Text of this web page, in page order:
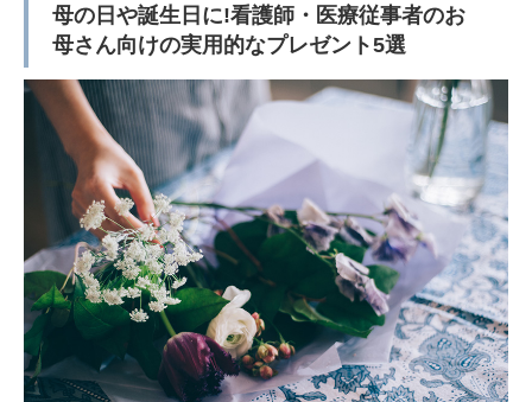
母の日や誕生日に!看護師・医療従事者のお
母さん向けの実用的なプレゼント5選